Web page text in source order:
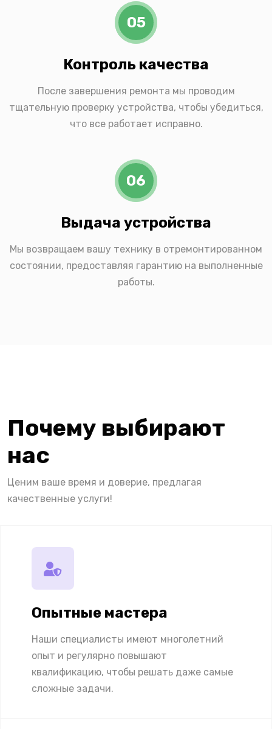
05
Контроль качества
После завершения ремонта мы проводим
тщательную проверку устройства, чтобы убедиться,
что все работает исправно.
06
Выдача устройства
Мы возвращаем вашу технику в отремонтированном
состоянии, предоставляя гарантию на выполненные
работы.
Почему выбирают
нас
Ценим ваше время и доверие, предлагая
качественные услуги!
Опытные мастера
Наши специалисты имеют многолетний
опыт и регулярно повышают
квалификацию, чтобы решать даже самые
сложные задачи.